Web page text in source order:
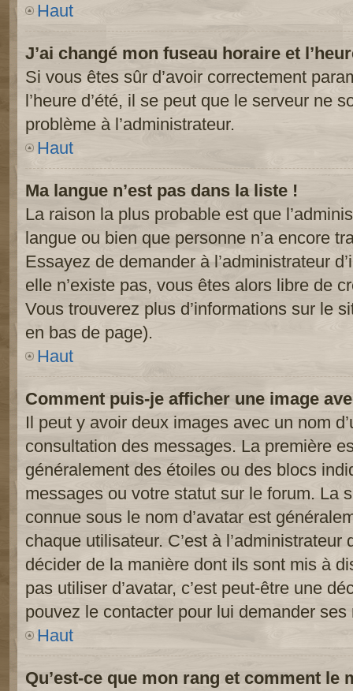
Haut
J’ai changé mon fuseau horaire et
Si vous êtes sûr d’avoir correctement
l’heure d’été, il se peut que le serveur ne
problème à l’administrateur.
Haut
Ma langue n’est pas dans la liste !
La raison la plus probable est que
langue ou bien que personne n’a encore
Essayez de demander à l’administrateur
elle n’existe pas, vous êtes alors libre de
Vous trouverez plus d’informations sur le
en bas de page).
Haut
Comment puis-je afficher une image
Il peut y avoir deux images avec un nom
consultation des messages. La première
généralement des étoiles ou des blocs
messages ou votre statut sur le forum. La
connue sous le nom d’avatar est
chaque utilisateur. C’est à l’administrateur
décider de la manière dont ils sont mis à
pas utiliser d’avatar, c’est peut-être une
pouvez le contacter pour lui demander ses
Haut
Qu’est-ce que mon rang et comment le